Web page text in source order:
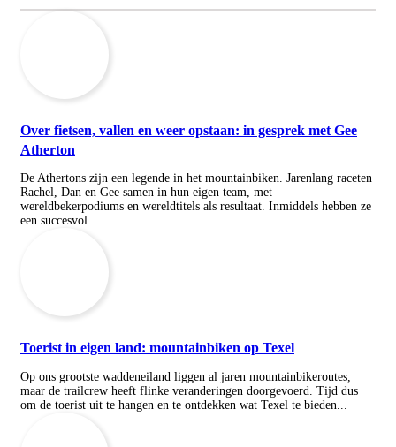
Over fietsen, vallen en weer opstaan: in gesprek met Gee
Atherton
De Athertons zijn een legende in het mountainbiken. Jarenlang raceten
Rachel, Dan en Gee samen in hun eigen team, met
wereldbekerpodiums en wereldtitels als resultaat. Inmiddels hebben ze
een succesvol...
Toerist in eigen land: mountainbiken op Texel
Op ons grootste waddeneiland liggen al jaren mountainbikeroutes,
maar de trailcrew heeft flinke veranderingen doorgevoerd. Tijd dus
om de toerist uit te hangen en te ontdekken wat Texel te bieden...